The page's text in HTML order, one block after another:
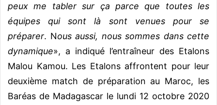
peux me tabler sur ça parce que toutes les
équipes qui sont là sont venues pour se
préparer. Nous aussi, nous sommes dans cette
dynamique», a indiqué l’entraîneur des Etalons
Malou Kamou. Les Etalons affrontent pour leur
deuxième match de préparation au Maroc, les
Baréas de Madagascar le lundi 12 octobre 2020